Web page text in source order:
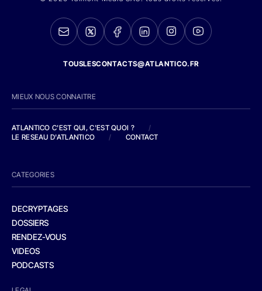
TOUSLESCONTACTS@ATLANTICO.FR
MIEUX NOUS CONNAITRE
ATLANTICO C'EST QUI, C'EST QUOI ?
/
LE RESEAU D'ATLANTICO
/ CONTACT
CATEGORIES
DECRYPTAGES
DOSSIERS
RENDEZ-VOUS
VIDEOS
PODCASTS